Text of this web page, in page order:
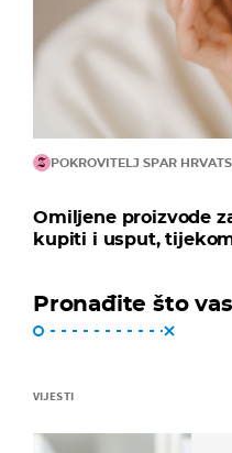
POKROVITELJ SPAR
Omiljene proizvode
kupiti i usput,
Pronađite što
VIJESTI